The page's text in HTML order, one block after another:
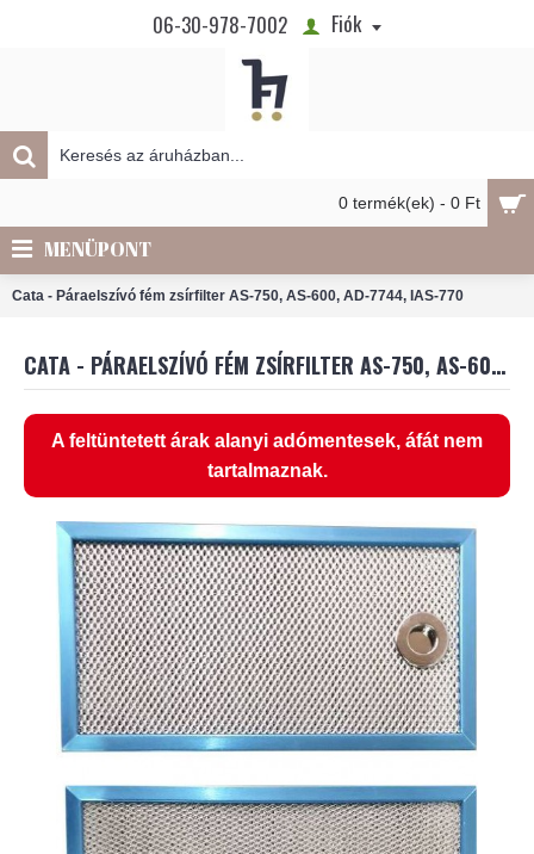
06-30-978-7002 Fiók
0 termék(ek) - 0 Ft
MENÜPONT
Cata - Páraelszívó fém zsírfilter AS-750, AS-600, AD-7744, IAS-770
CATA - PÁRAELSZÍVÓ FÉM ZSÍRFILTER AS-750, AS-600, AD-7744, IAS-770
A feltüntetett árak alanyi adómentesek, áfát nem
tartalmaznak.